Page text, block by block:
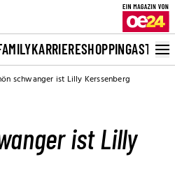
KARRIERESHOPPINGASTRO
schwanger ist Lilly Kerssenberg
ist Lilly